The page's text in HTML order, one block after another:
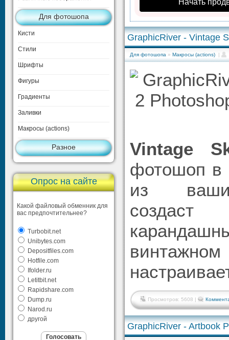
Для фотошопа
Кисти
Стили
Шрифты
Фигуры
Градиенты
Заливки
Макросы (actions)
Разное
Опрос на сайте
Какой файловый обменник для
вас предпочтительнее?
Turbobit.net
Unibytes.com
Depositfiles.com
Hotfile.com
Ifolder.ru
Letitbit.net
Rapidshare.com
Dump.ru
Narod.ru
другой
Начать
GraphicRiver - Vintage
Для фотошопа » Макросы (actions) |
Vintage
фотошоп в
из
создаст
Просмотров: 5608 |
GraphicRiver - Artbook